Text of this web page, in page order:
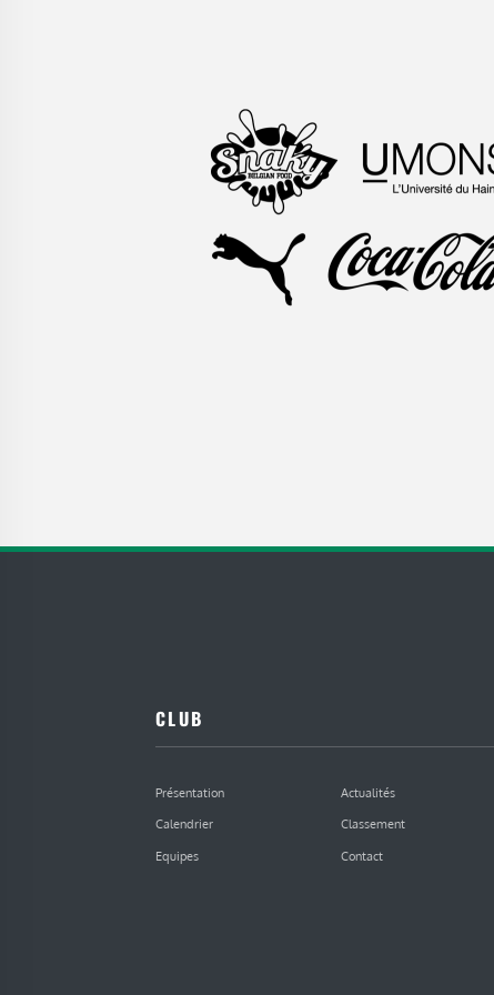
CLUB
Présentation
Actualités
Calendrier
Classement
Equipes
Contact